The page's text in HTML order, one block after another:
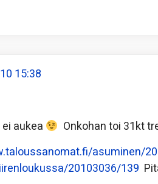
15:38
aukea
Onkohan toi 31kt
asuminen/
20103036/139